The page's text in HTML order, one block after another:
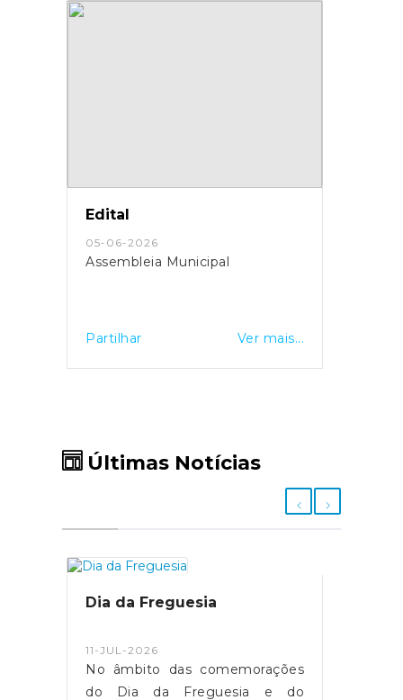
Edital
05-06-2026
Assembleia Municipal
Partilhar Ver mais...
Últimas Notícias
Dia da Freguesia
11-JUL-2026
No âmbito das comemorações
do Dia da Freguesia e do